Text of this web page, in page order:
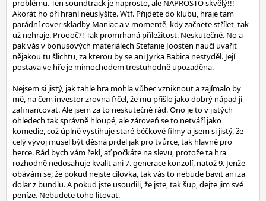
problému. Ten soundtrack je naprosto, ale NAPROSTO skvělý!!!
Akorát ho při hraní neuslyšíte. Wtf. Přijdete do klubu, hraje tam
parádní cover skladby Maniac a v momentě, kdy začnete střílet, tak
už nehraje. Proooč?! Tak promrhaná příležitost. Neskutečné. No a
pak vás v bonusových materiálech Stefanie Joosten naučí uvařit
nějakou tu šlichtu, za kterou by se ani Jyrka Babica nestyděl. Její
postava ve hře je mimochodem trestuhodně upozaděna.
Nejsem si jistý, jak tahle hra mohla vůbec vzniknout a zajímalo by
mě, na čem investor zrovna frčel, že mu přišlo jako dobrý nápad ji
zafinancovat. Ale jsem za to neskutečně rád. Ono je to v jistých
ohledech tak správně hloupé, ale zároveň se to netváří jako
komedie, což úplně vystihuje staré béčkové filmy a jsem si jistý, že
celý vývoj musel být děsná prdel jak pro tvůrce, tak hlavně pro
herce. Rád bych vám řekl, ať počkáte na slevu, protože ta hra
rozhodně nedosahuje kvalit ani 7. generace konzolí, natož 9. Jenže
obávám se, že pokud nejste cílovka, tak vás to nebude bavit ani za
dolar z bundlu. A pokud jste usoudili, že jste, tak šup, dejte jim své
peníze. Nebudete toho litovat.